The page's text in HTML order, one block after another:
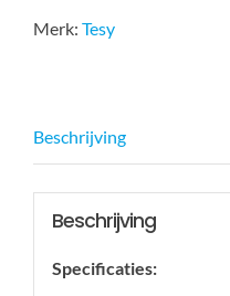
Merk: Tesy
Beschrijving
Beschrijving
Specificaties: